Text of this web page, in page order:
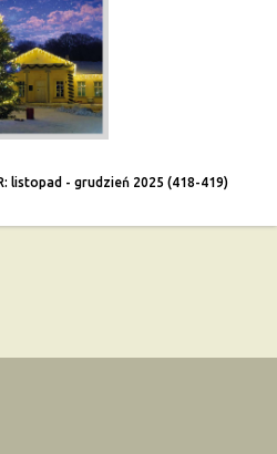
listopad - grudzień 2025 (418-419)